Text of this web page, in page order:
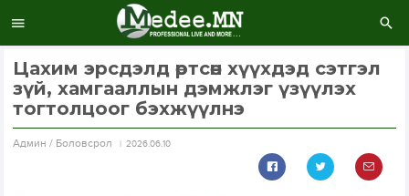
Цахим эрсдэлд өртсөн хүүхдэд сэтгэл
зүй, хамгааллын дэмжлэг үзүүлэх
тогтолцоог бэхжүүлнэ
Aдмин / Боловсрол 2026.06.10